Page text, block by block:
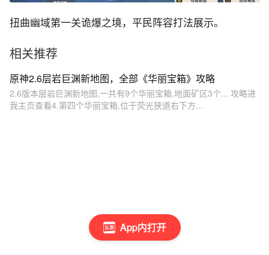
App内打开
扭曲幽域第一关诡爆之境，平民阵容打法展示。
相关推荐
原神2.6层岩巨渊新地图，全部《华丽宝箱》攻略
2.6版本层岩巨渊新地图,一共有9个华丽宝箱,地面矿区3个... 攻略进
我主页查看4.第四个华丽宝箱,位于荧光狭道右下方...